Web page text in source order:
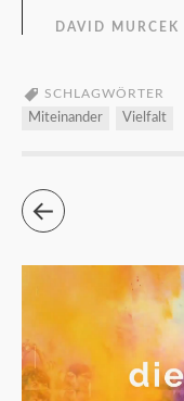
DAVID MURCEK
SCHLAGWÖRTER
Miteinander
Vielfalt